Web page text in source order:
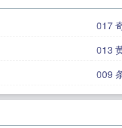
017
013
009